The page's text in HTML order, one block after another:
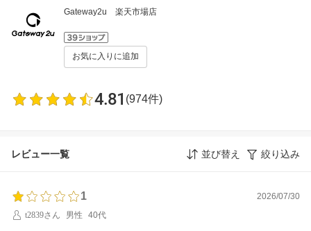
Gateway2u 楽天市場店
お気に入りに追加
4.81 (974件)
レビュー一覧 並び替え 絞り込み
1
2026/07/30
t2839さん
男性 40代